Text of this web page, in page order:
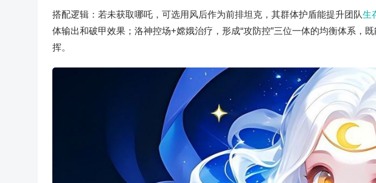
搭配逻辑：若未获取哪吒，可选用风后作为前排坦克，其群体护盾能提升团队生
体输出和破甲效果；洛神控场+嫦娥治疗，形成“攻防控”三位一体的均衡体系，
挥。